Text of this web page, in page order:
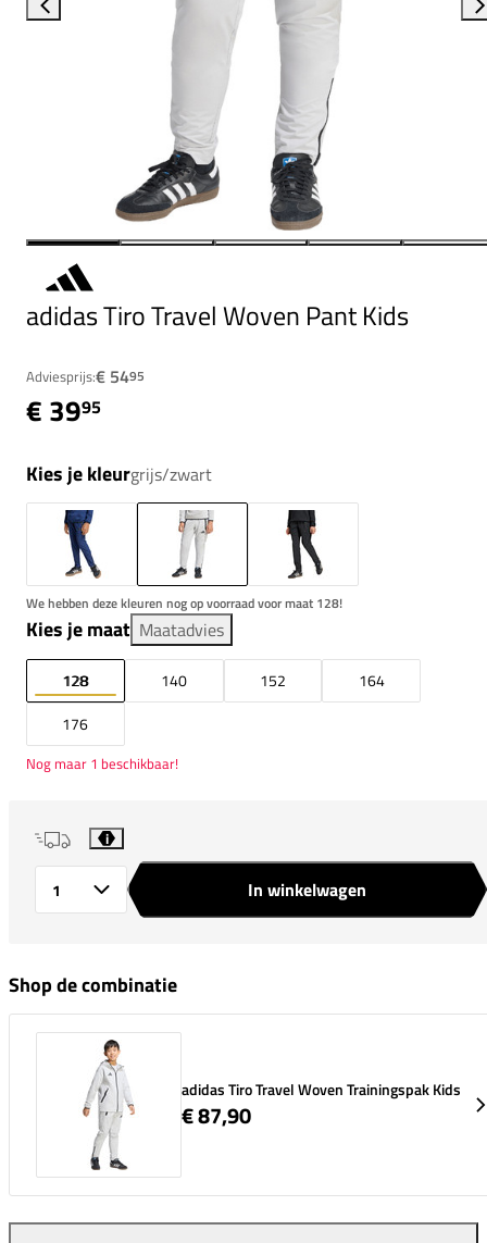
adidas Tiro Travel Woven Pant Kids
Adviesprijs:€ 5495
€ 3995
Kies je kleurgrijs/zwart
We hebben deze kleuren nog op voorraad voor maat 128!
Kies je maat Maatadvies
128 140 152
164
176
Nog maar 1 beschikbaar!
i
In winkelwagen
Shop de combinatie
adidas Tiro Travel Woven Trainingspak Kids
€ 87,90